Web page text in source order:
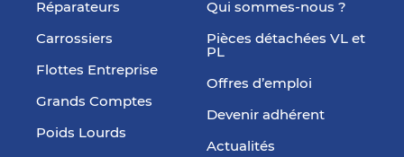
Réparateurs
Carrossiers
Flottes Entreprise
Grands Comptes
Poids Lourds
Qui sommes-nous ?
Pièces détachées VL et
PL
Offres d’emploi
Devenir adhérent
Actualités